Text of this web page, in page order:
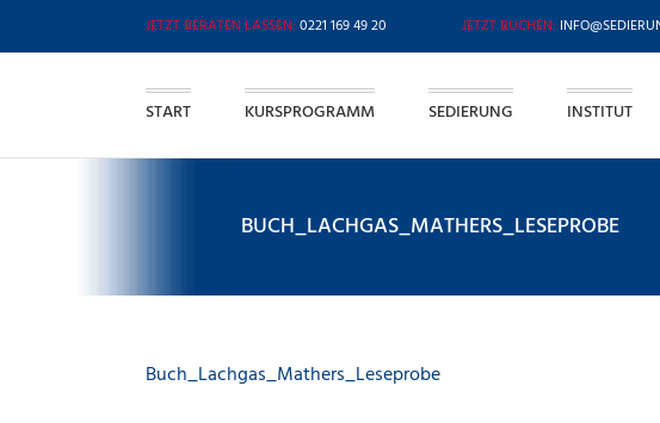
0221 169 49 20
START KURSPROGRAMM SEDIERUNG INSTITUT
BUCH_LACHGAS_MATHERS_LESEPROBE
Buch_Lachgas_Mathers_Leseprobe